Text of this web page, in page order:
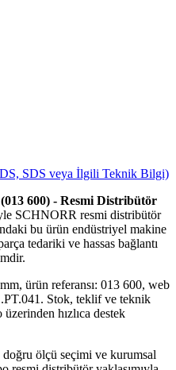
SDS veya İlgili Teknik Bilgi)
600) - Resmi Distribütör
SCHNORR resmi distribütör
bu ürün endüstriyel makine
tedariki ve hassas bağlantı
ürün referansı: 013 600, web
Stok, teklif ve teknik
hızlıca destek
ölçü seçimi ve kurumsal